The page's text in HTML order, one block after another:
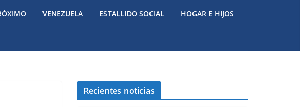
VENEZUELA ESTALLIDO SOCIAL HOGAR E HIJOS
Recientes noticias